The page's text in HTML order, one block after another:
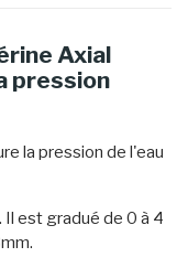
Axial
pression
la pression de l'eau
est gradué de 0 à 4